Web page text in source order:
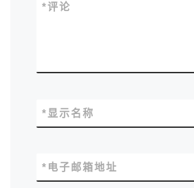
评论
*
显示名称
*
电子邮箱地址
*